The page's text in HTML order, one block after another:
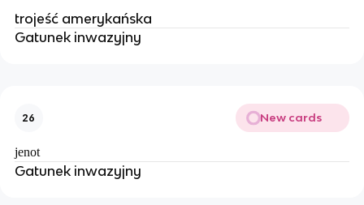
trojeść amerykańska
Gatunek inwazyjny
26 New cards
jenot
Gatunek inwazyjny